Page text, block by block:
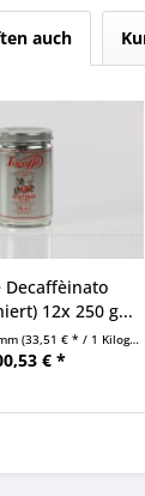
auch
Decaffèinato
12x 250 g...
(33,51 € * / 1 Kilogramm)
€ *